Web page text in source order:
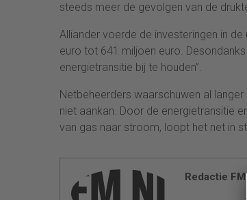
steeds meer de gevolgen van de
Alliander voerde de investeringen in
euro tot 641 miljoen euro.
energietransitie bij te houden”.
Netbeheerders waarschuwen al
niet aankan. Door de energietransitie
van gas naar stroom, loopt het net in
Redactie FM